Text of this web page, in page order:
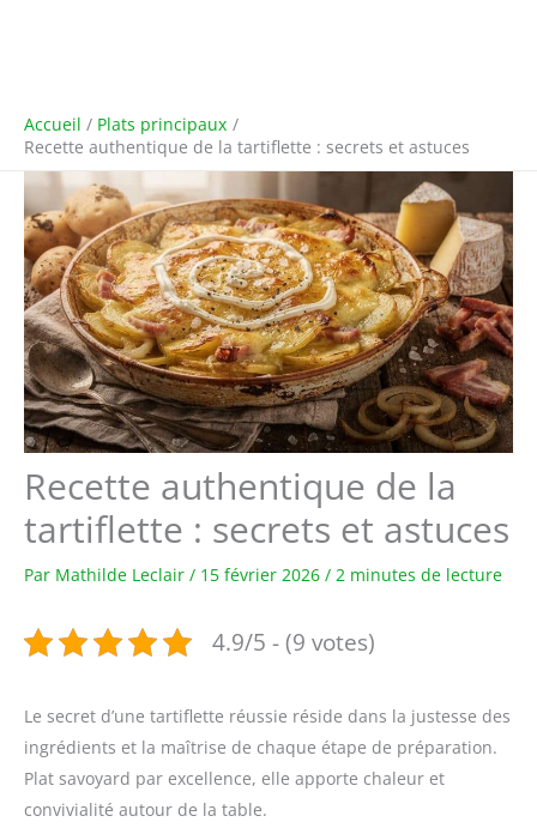
Accueil
Plats principaux
Recette authentique de la tartiflette : secrets et astuces
Recette authentique de la
tartiflette : secrets et astuces
Par Mathilde Leclair / 15 février 2026 / 2 minutes de lecture
4.9/5 - (9 votes)
Le secret d’une tartiflette réussie réside dans la justesse des
ingrédients et la maîtrise de chaque étape de préparation.
Plat savoyard par excellence, elle apporte chaleur et
convivialité autour de la table.